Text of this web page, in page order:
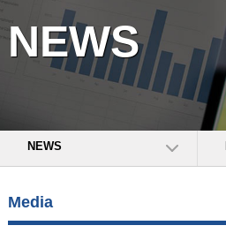
NEWS
NEWS
Media